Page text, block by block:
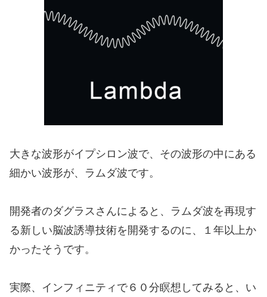
大きな波形がイプシロン波で、その波形の中にある
細かい波形が、ラムダ波です。
開発者のダグラスさんによると、ラムダ波を再現す
る新しい脳波誘導技術を開発するのに、１年以上か
かったそうです。
実際、インフィニティで６０分瞑想してみると、い